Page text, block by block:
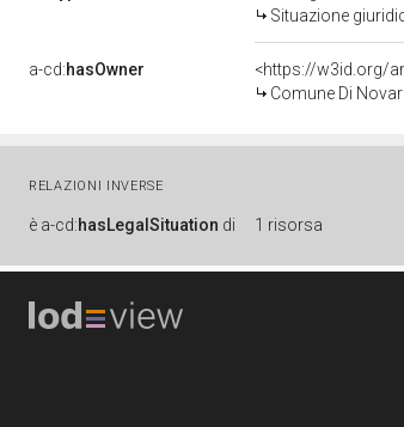
Situazione
a-cd:hasOwner
<https://w3id.org/
Comune Di
RELAZIONI INVERSE
è a-cd:hasLegalSituation di 1 risorsa